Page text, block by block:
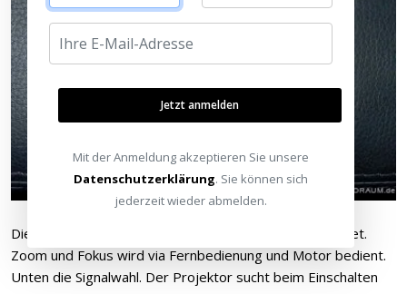
Die Fernbedienung wird bei Tastendruck blau beleuchtet.
Zoom und Fokus wird via Fernbedienung und Motor bedient.
Unten die Signalwahl. Der Projektor sucht beim Einschalten
Jetzt anmelden
Mit der Anmeldung akzeptieren Sie unsere
Datenschutzerklärung. Sie können sich
jederzeit wieder abmelden.